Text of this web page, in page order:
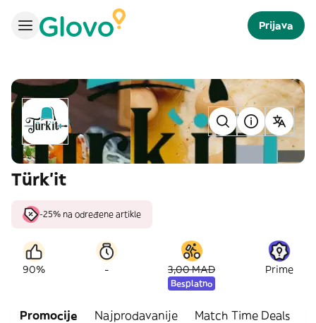
Prijava
Türk’it
-25% na određene artikle
90% - 3,00 MAD
Besplatno
Prime
Promocije Najprodavanije Match Time Deals